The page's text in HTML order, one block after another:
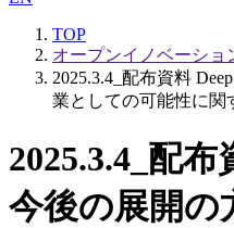
TOP
オープンイノベーショ
2025.3.4_配布資料
業としての可能性に関
2025.3.4_配布
今後の展開の